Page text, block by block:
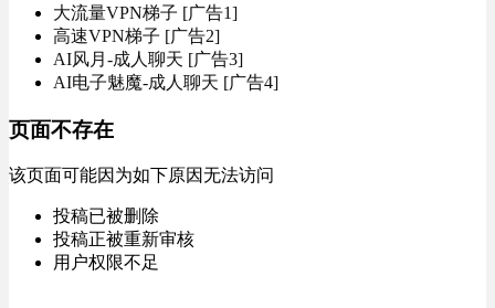
大流量VPN梯子 [广告1]
高速VPN梯子 [广告2]
AI风月-成人聊天 [广告3]
AI电子魅魔-成人聊天 [广告4]
页面不存在
该页面可能因为如下原因无法访问
投稿已被删除
投稿正被重新审核
用户权限不足